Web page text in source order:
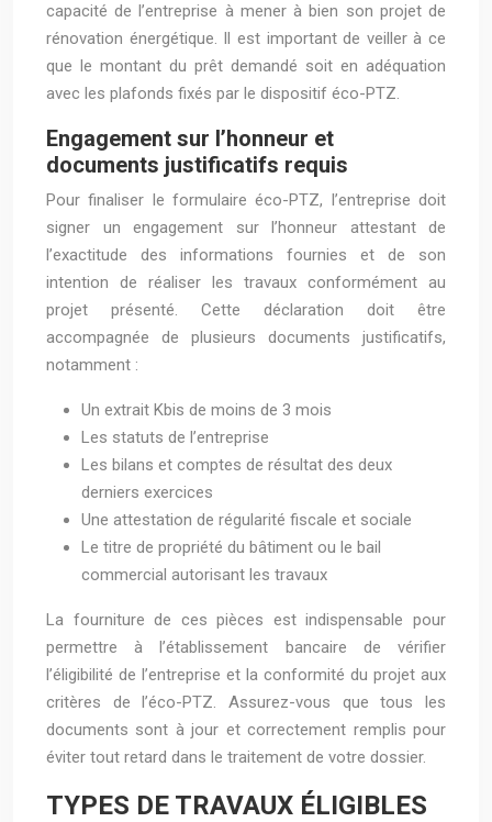
capacité de l’entreprise à mener à bien son projet de
rénovation énergétique. Il est important de veiller à ce
que le montant du prêt demandé soit en adéquation
avec les plafonds fixés par le dispositif éco-PTZ.
Engagement sur l’honneur et
documents justificatifs requis
Pour finaliser le formulaire éco-PTZ, l’entreprise doit
signer un engagement sur l’honneur attestant de
l’exactitude des informations fournies et de son
intention de réaliser les travaux conformément au
projet présenté. Cette déclaration doit être
accompagnée de plusieurs documents justificatifs,
notamment :
Un extrait Kbis de moins de 3 mois
Les statuts de l’entreprise
Les bilans et comptes de résultat des deux
derniers exercices
Une attestation de régularité fiscale et sociale
Le titre de propriété du bâtiment ou le bail
commercial autorisant les travaux
La fourniture de ces pièces est indispensable pour
permettre à l’établissement bancaire de vérifier
l’éligibilité de l’entreprise et la conformité du projet aux
critères de l’éco-PTZ. Assurez-vous que tous les
documents sont à jour et correctement remplis pour
éviter tout retard dans le traitement de votre dossier.
TYPES DE TRAVAUX ÉLIGIBLES